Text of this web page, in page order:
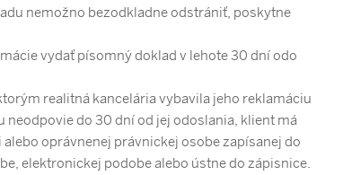
nemožno bezodkladne odstrániť, poskytne
vydať písomný doklad v lehote 30 dní odo
realitná kancelária vybavila jeho reklamáciu
neodpovie do 30 dní od jej odoslania, klient má
oprávnenej právnickej osobe zapísanej do
elektronickej podobe alebo ústne do zápisnice.